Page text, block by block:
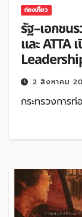
ท่องเที่ยว
รัฐ–เอกชน
และ ATTA
อุตสาหกรร
2 สิงหาคม
กระทรวงการท่